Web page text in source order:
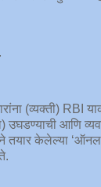
(व्यक्ती) RBI
आणि
तयार केलेल्या